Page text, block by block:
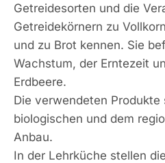
Getreidesorten und die
Getreidekörnern zu
und zu Brot kennen. Sie
Wachstum, der Erntezeit
Erdbeere.
Die verwendeten Produkte
biologischen und dem
Anbau.
In der Lehrküche stellen